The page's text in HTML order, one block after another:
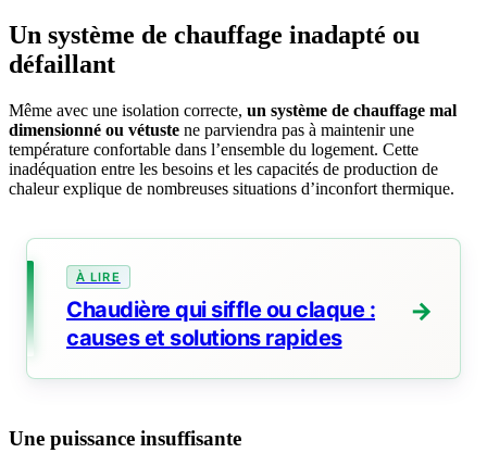
Un système de chauffage inadapté ou
défaillant
Même avec une isolation correcte, un système de chauffage mal
dimensionné ou vétuste ne parviendra pas à maintenir une
température confortable dans l’ensemble du logement. Cette
inadéquation entre les besoins et les capacités de production de
chaleur explique de nombreuses situations d’inconfort thermique.
Chaudière qui siffle ou claque :
causes et solutions rapides
Une puissance insuffisante